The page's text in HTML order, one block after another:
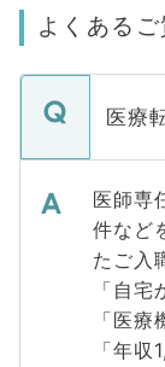
よくある
医療
医師専
件など
たご入
「自
「医
「年